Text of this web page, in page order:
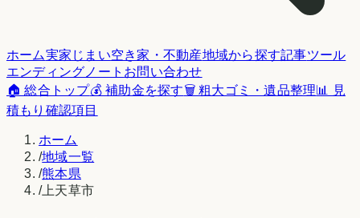
ホーム実家じまい空き家・不動産地域から探す記事ツール
エンディングノート お問い合わせ
🏠 総合トップ💰 補助金を探す🗑️ 粗大ゴミ・遺品整理📊 見
積もり確認項目
ホーム
/地域一覧
/熊本県
/上天草市